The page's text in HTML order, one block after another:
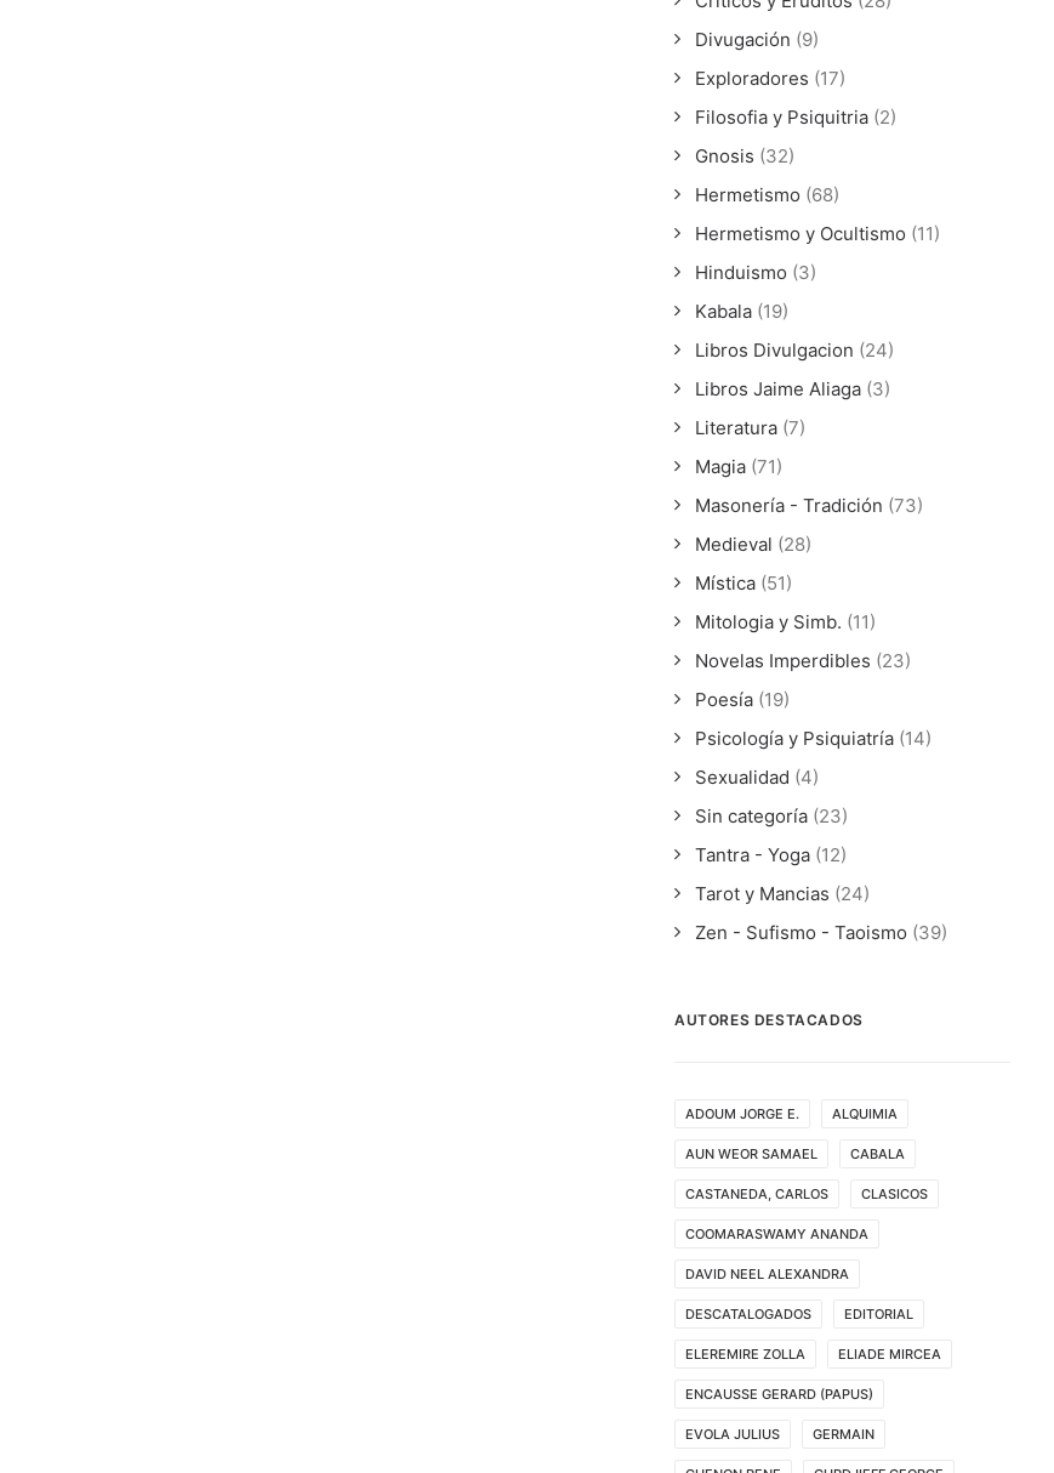
Divugación (9)
Exploradores (17)
Filosofia y Psiquitria (2)
Gnosis (32)
Hermetismo (68)
Hermetismo y Ocultismo (11)
Hinduismo (3)
Kabala (19)
Libros Divulgacion (24)
Libros Jaime Aliaga (3)
Literatura (7)
Magia (71)
Masonería - Tradición (73)
Medieval (28)
Mística (51)
Mitologia y Simb. (11)
Novelas Imperdibles (23)
Poesía (19)
Psicología y Psiquiatría (14)
Sexualidad (4)
Sin categoría (23)
Tantra - Yoga (12)
Tarot y Mancias (24)
Zen - Sufismo - Taoismo (39)
AUTORES DESTACADOS
ADOUM JORGE E. ALQUIMIA
AUN WEOR SAMAEL CABALA
CASTANEDA, CARLOS CLASICOS
COOMARASWAMY ANANDA
DAVID NEEL ALEXANDRA
DESCATALOGADOS EDITORIAL
ELEREMIRE ZOLLA ELIADE MIRCEA
ENCAUSSE GERARD (PAPUS)
EVOLA JULIUS GERMAIN